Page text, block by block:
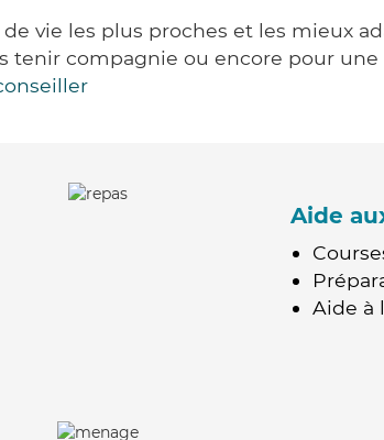
vie les plus proches et les mieux
tenir compagnie ou encore pour
Aide
Aide à